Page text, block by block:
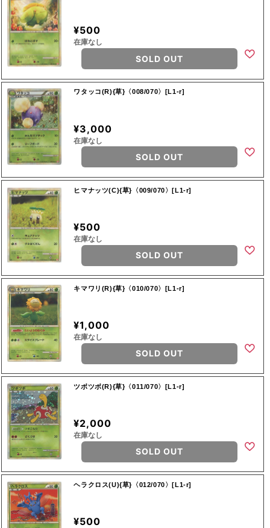
¥500
在庫なし
SOLD OUT
ワタッコ(R){草}〈008/070〉[L1-r]
¥3,000
在庫なし
SOLD OUT
ヒマナッツ(C){草}〈009/070〉[L1-r]
¥500
在庫なし
SOLD OUT
キマワリ(R){草}〈010/070〉[L1-r]
¥1,000
在庫なし
SOLD OUT
ツボツボ(R){草}〈011/070〉[L1-r]
¥2,000
在庫なし
SOLD OUT
ヘラクロス(U){草}〈012/070〉[L1-r]
¥500